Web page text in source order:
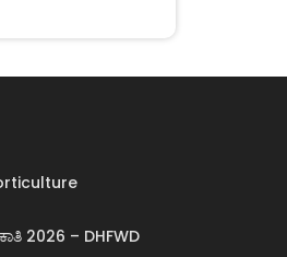
2026 – DHFWD